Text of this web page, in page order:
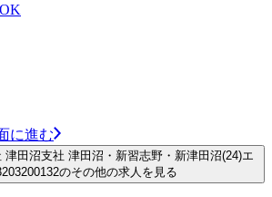
に進む
津田沼支社 津田沼・新習志野・新津田沼(24)エ
のその他の求人を見る